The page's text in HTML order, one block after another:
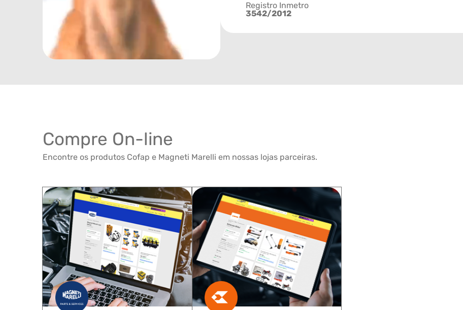
Registro Inmetro
3542/2012
Compre On-line
Encontre os produtos Cofap e Magneti Marelli em nossas lojas parceiras.